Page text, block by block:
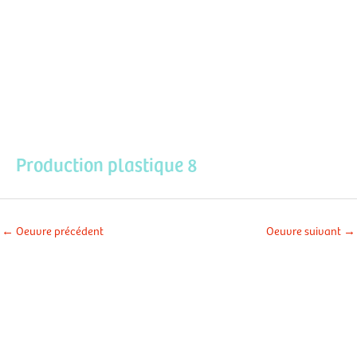
Production plastique 8
← Oeuvre précédent Oeuvre suivant →